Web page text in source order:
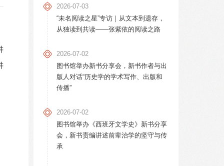
2026-07-03
“未名阅读之星”专访｜从文本到遗存，
从独读到共读——张紫依的阅读之路
2026-07-02
图书馆举办新书分享会，新书作者与出
版人对话“历史学的学术写作、出版和
传播”
2026-07-02
图书馆举办《西班牙文学史》新书分享
会，新书责编讲述前辈治学的坚守与传
承